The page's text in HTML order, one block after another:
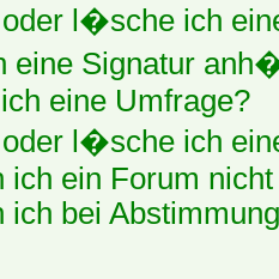
l�sche ich
eine Signatur
eine Umfrage?
l�sche ich
ich ein Forum
ich bei